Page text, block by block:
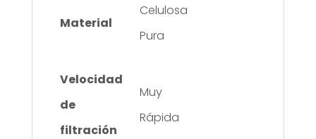
Material
Celulosa
Pura
Velocidad
de
filtración
Muy
Rápida